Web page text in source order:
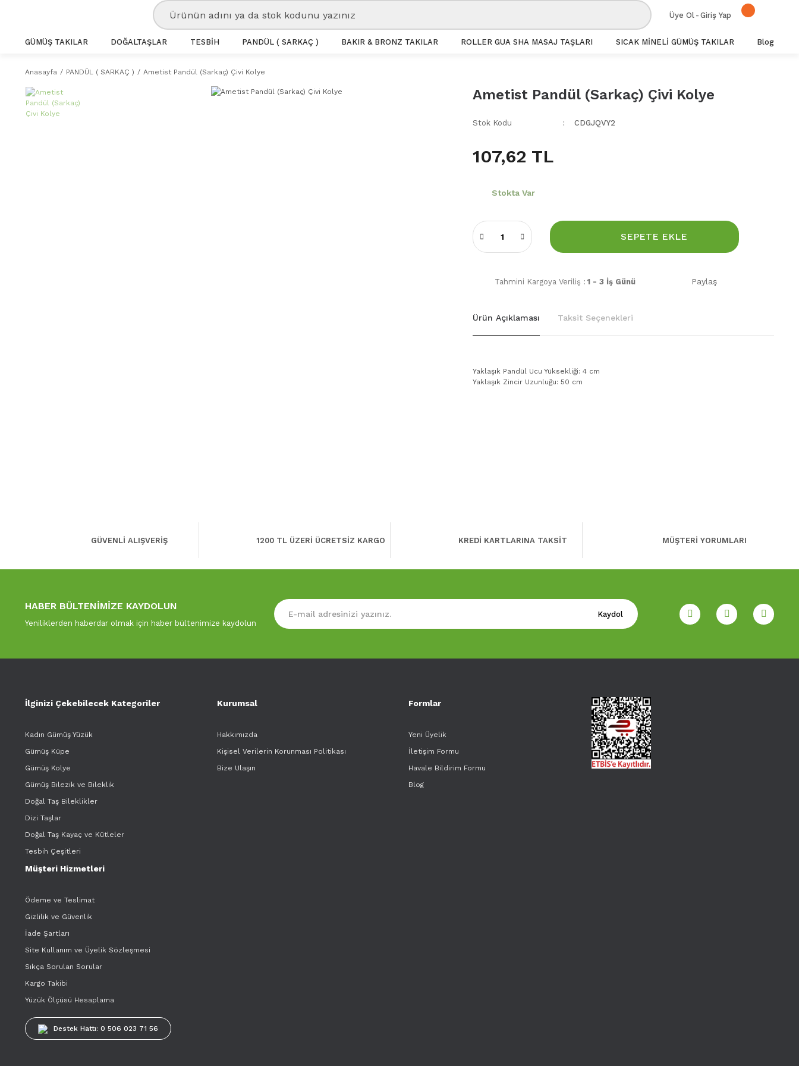
Üye Ol - Giriş Yap
GÜMÜŞ TAKILAR DOĞALTAŞLAR TESBİH PANDÜL ( SARKAÇ ) BAKIR & BRONZ TAKILAR ROLLER GUA SHA MASAJ TAŞLARI SICAK MİNELİ GÜMÜŞ TAKILAR Blog
Anasayfa PANDÜL ( SARKAÇ ) Ametist Pandül (Sarkaç) Çivi Kolye
Ametist Pandül (Sarkaç) Çivi Kolye
Stok Kodu CDGJQVY2
107,62 TL
Stokta Var
SEPETE EKLE
Tahmini Kargoya Veriliş : 1 - 3 İş Günü Paylaş
Ürün Açıklaması Taksit Seçenekleri
Yaklaşık Pandül Ucu Yüksekliği: 4 cm
Yaklaşık Zincir Uzunluğu: 50 cm
GÜVENLİ ALIŞVERİŞ 1200 TL ÜZERİ ÜCRETSİZ KARGO KREDİ KARTLARINA TAKSİT MÜŞTERİ YORUMLARI
HABER BÜLTENİMİZE KAYDOLUN
Yeniliklerden haberdar olmak için haber bültenimize kaydolun
Kaydol
İlginizi Çekebilecek Kategoriler
Kadın Gümüş Yüzük
Gümüş Küpe
Gümüş Kolye
Gümüş Bilezik ve Bileklik
Doğal Taş Bileklikler
Dizi Taşlar
Doğal Taş Kayaç ve Kütleler
Tesbih Çeşitleri
Kurumsal
Hakkımızda
Kişisel Verilerin Korunması Politikası
Bize Ulaşın
Formlar
Yeni Üyelik
İletişim Formu
Havale Bildirim Formu
Blog
Müşteri Hizmetleri
Ödeme ve Teslimat
Gizlilik ve Güvenlik
İade Şartları
Site Kullanım ve Üyelik Sözleşmesi
Sıkça Sorulan Sorular
Kargo Takibi
Yüzük Ölçüsü Hesaplama
Destek Hattı: 0 506 023 71 56